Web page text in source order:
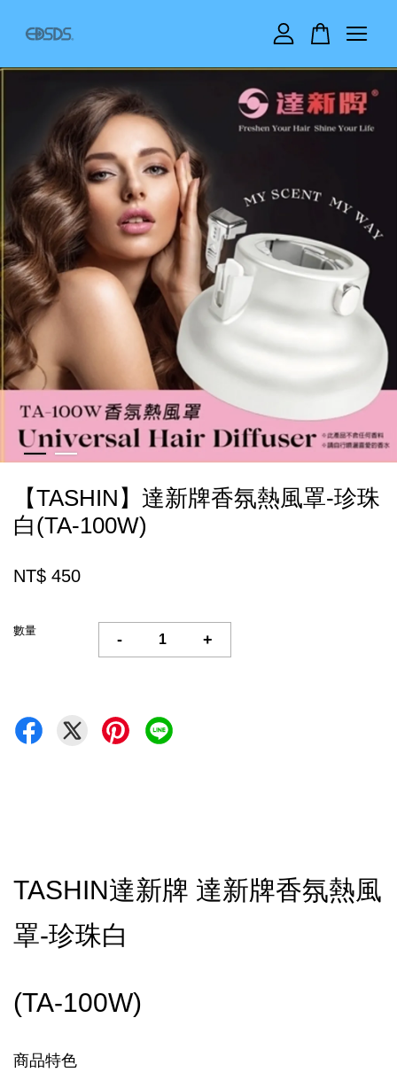
【TASHIN】達新牌香氛熱風罩-珍珠
白(TA-100W)
NT$ 450
數量
- +
TASHIN達新牌 達新牌香氛熱風
罩-珍珠白
(TA-100W)
商品特色
您的購物車目前還是空的。
繼續購物